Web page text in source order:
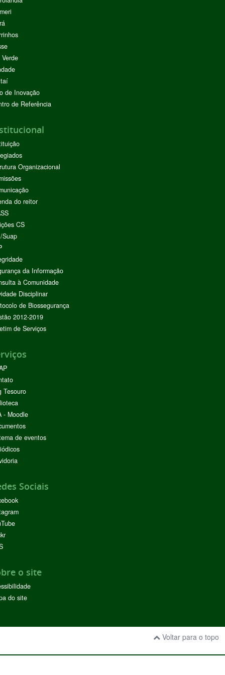
de Inovação
de Referência
Organizacional
do reitor
CS
Suap
da Informação
à Comunidade
Disciplinar
de Biossegurança
2012-2019
de Serviços
Tesouro
- Moodle
de eventos
Sociais
o site
do site
Voltar para o topo